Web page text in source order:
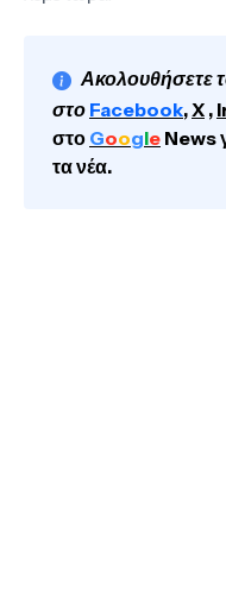
Ακολουθήσετε
στο Facebook,X ,
στο Google News
τα νέα.